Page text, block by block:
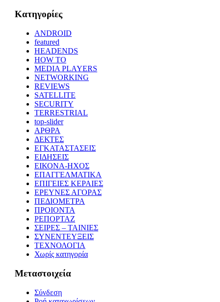
Kατηγορίες
ANDROID
featured
HEADENDS
HOW TO
MEDIA PLAYERS
NETWORKING
REVIEWS
SATELLITE
SECURITY
TERRESTRIAL
top-slider
ΑΡΘΡΑ
ΔΕΚΤΕΣ
ΕΓΚΑΤΑΣΤΑΣΕΙΣ
ΕΙΔΗΣΕΙΣ
ΕΙΚΟΝΑ-ΗΧΟΣ
ΕΠΑΓΓΕΛΜΑΤΙΚΑ
ΕΠΙΓΕΙΕΣ ΚΕΡΑΙΕΣ
ΕΡΕΥΝΕΣ ΑΓΟΡΑΣ
ΠΕΔΙΟΜΕΤΡΑ
ΠΡΟΙΟΝΤΑ
ΡΕΠΟΡΤΑΖ
ΣΕΙΡΕΣ – ΤΑΙΝΙΕΣ
ΣΥΝΕΝΤΕΥΞΕΙΣ
ΤΕΧΝΟΛΟΓΙΑ
Χωρίς κατηγορία
Μεταστοιχεία
Σύνδεση